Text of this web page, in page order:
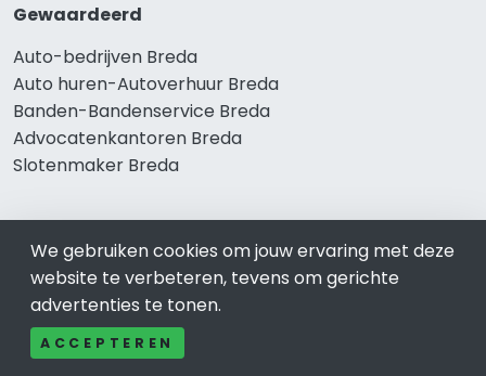
Gewaardeerd
Auto-bedrijven Breda
Auto huren-Autoverhuur Breda
Banden-Bandenservice Breda
Advocatenkantoren Breda
Slotenmaker Breda
Populair
Woningruil Breda
Prive Spa-Sauna Breda
Incassobureau Breda
We gebruiken cookies om jouw ervaring met deze
website te verbeteren, tevens om gerichte
advertenties te tonen.
ACCEPTEREN